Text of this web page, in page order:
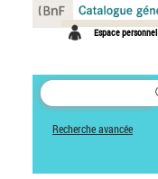
Espace personnel
Recherche avancée
Panneau de gestion des cookies